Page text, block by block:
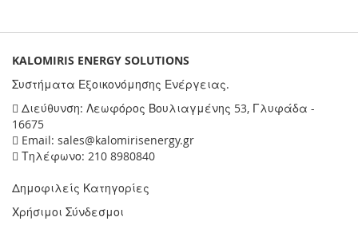
KALOMIRIS ENERGY SOLUTIONS
Συστήματα Εξοικονόμησης Ενέργειας.
Διεύθυνση: Λεωφόρος Βουλιαγμένης 53, Γλυφάδα -
16675
Email: sales@kalomirisenergy.gr
Τηλέφωνο: 210 8980840
Δημοφιλείς Κατηγορίες
Χρήσιμοι Σύνδεσμοι